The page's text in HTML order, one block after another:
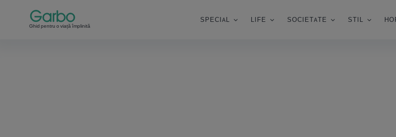
Ghid pentru o viață împlinită
SPECIAL LIFE SOCIETATE STIL